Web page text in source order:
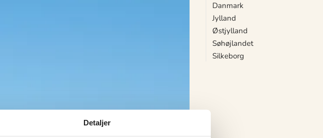
Danmark
Jylland
Østjylland
Søhøjlandet
Silkeborg
Detaljer